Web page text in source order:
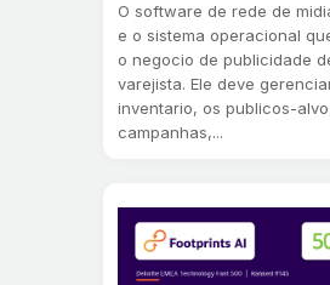
O software de rede de
e o sistema operacional
o negocio de publicidade
varejista. Ele deve
inventario, os publicos-
campanhas,...